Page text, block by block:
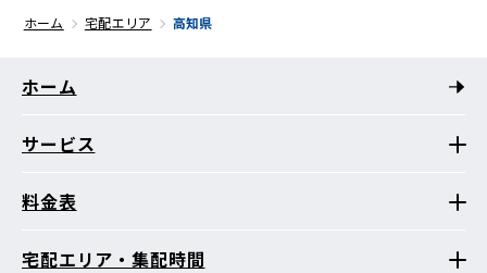
ホーム 宅配エリア 高知県
ホーム
サービス
料金表
宅配エリア・集配時間